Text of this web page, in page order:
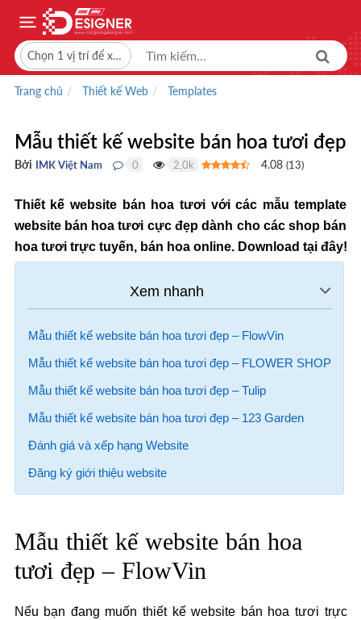
Chọn 1 vị trí để xem giá bán
Trang chủ Thiết kế Web Templates
Mẫu thiết kế website bán hoa tươi đẹp
Bởi IMK Việt Nam 0 2,0k 4.08 (13)
Thiết kế website bán hoa tươi với các mẫu template
website bán hoa tươi cực đẹp dành cho các shop bán
hoa tươi trực tuyến, bán hoa online. Download tại đây!
Mẫu thiết kế website bán hoa tươi đẹp – FlowVin
Mẫu thiết kế website bán hoa tươi đẹp – FLOWER SHOP
Mẫu thiết kế website bán hoa tươi đẹp – Tulip
Mẫu thiết kế website bán hoa tươi đẹp – 123 Garden
Đánh giá và xếp hạng Website
Đăng ký giới thiệu website
Mẫu thiết kế website bán hoa
tươi đẹp – FlowVin
Nếu bạn đang muốn thiết kế website bán hoa tươi trực